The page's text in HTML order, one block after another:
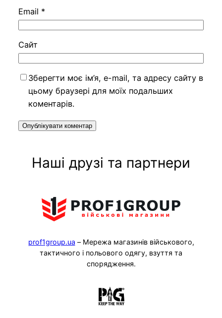
Email *
Сайт
Зберегти моє ім’я, e-mail, та адресу сайту в
цьому браузері для моїх подальших
коментарів.
Наші друзі та партнери
prof1group.ua – Мережа магазинів військового,
тактичного і польового одягу, взуття та
спорядження.